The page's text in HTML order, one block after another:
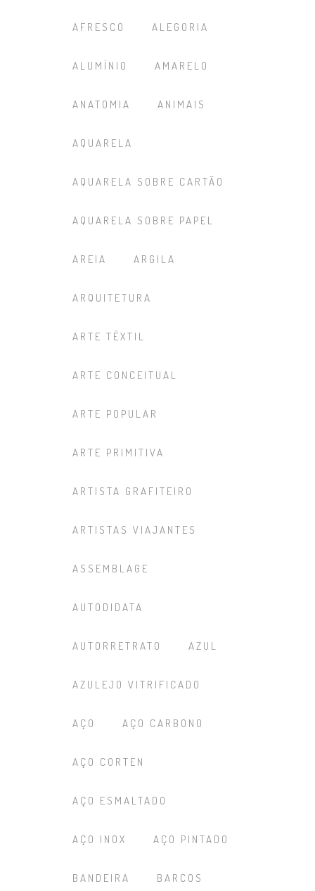
AFRESCO ALEGORIA
ALUMÍNIO AMARELO
ANATOMIA ANIMAIS
AQUARELA
AQUARELA SOBRE CARTÃO
AQUARELA SOBRE PAPEL
AREIA ARGILA
ARQUITETURA
ARTE TÊXTIL
ARTE CONCEITUAL
ARTE POPULAR
ARTE PRIMITIVA
ARTISTA GRAFITEIRO
ARTISTAS VIAJANTES
ASSEMBLAGE
AUTODIDATA
AUTORRETRATO AZUL
AZULEJO VITRIFICADO
AÇO AÇO CARBONO
AÇO CORTEN
AÇO ESMALTADO
AÇO INOX AÇO PINTADO
BANDEIRA BARCOS